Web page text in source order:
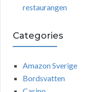
restaurangen
Categories
Amazon Sverige
Bordsvatten